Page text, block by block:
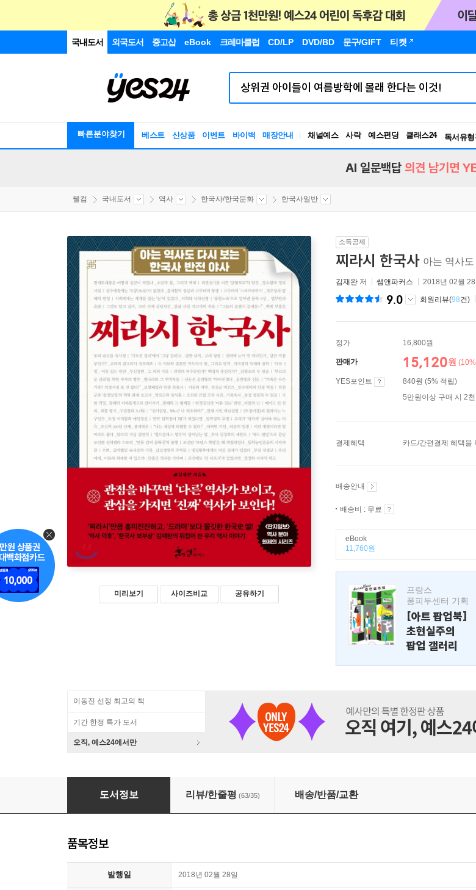
국내도서 외국도서 중고샵 eBook 크레마클럽 CD/LP DVD/BD 문구/GIFT 티켓
빠른분야찾기 베스트 신상품 이벤트 바이백 매장안내 채널예스 사락 예스펀딩 클래스24
독서유
RBTI Lab
AI 일문백답 의견 남기면
웰컴 국내도서 역사 한국사/한국문화 한국사일반
미리보기 사이즈비교 공유하기
소득공제
찌라시 한국사 아는 역사
김재완 저 쌤앤파커스 2018년 02월 28
9.0 회원리뷰(98건)
정가 16,800원
판매가 15,120원
YES포인트
840원 (5% 적립)
5만원이상 구매 시 2
결제혜택 카드/간편결제 혜택을
배송안내
배송비 : 무료
eBook
11,760원
프랑스
퐁피두센터 기획
[아트 팝업북]
초현실주의
팝업 갤러리
이동진 선정 최고의 책
기간 한정 특가 도서
오직, 예스24에서만
찌라시 한국사
도서정보 리뷰/한줄평 (63/35) 배송/반품/교환
품목정보
발행일 2018년 02월 28일